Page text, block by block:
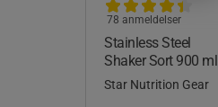
Stainless Steel
Shaker Sort 900 ml
78 anmeldelser
Star Nutrition Gear